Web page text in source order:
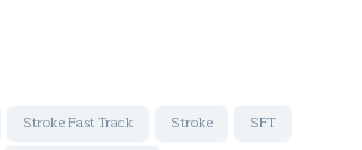
Stroke Fast Track Stroke
SFT